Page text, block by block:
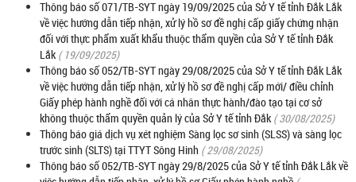
Thông báo số 071/TB-SYT ngày 19/09/2025 của Sở Y tế tỉnh Đắk Lắk
về việc hướng dẫn tiếp nhận, xử lý hồ sơ đề nghị cấp giấy chứng nhận
đối với thực phẩm xuất khẩu thuộc thẩm quyền của Sở Y tế tỉnh Đắk
Lắk ( 19/09/2025)
Thông báo số 052/TB-SYT ngày 29/08/2025 của Sở Y tế tỉnh Đắk Lắk
về việc hướng dẫn tiếp nhận, xử lý hồ sơ đề nghị cấp mới/ điều chỉnh
Giấy phép hành nghề đối với cá nhân thực hành/đào tạo tại cơ sở
không thuộc thẩm quyền quản lý của Sở Y tế tỉnh Đắk ( 30/08/2025)
Thông báo giá dịch vụ xét nghiệm Sàng lọc sơ sinh (SLSS) và sàng lọc
trước sinh (SLTS) tại TTYT Sông Hinh ( 29/08/2025)
Thông báo số 052/TB-SYT ngày 29/8/2025 của Sở Y tế tỉnh Đắk Lắk về